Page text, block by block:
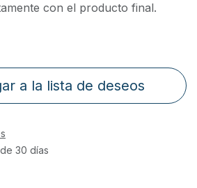
con el producto final.
a la lista de deseos
30 días